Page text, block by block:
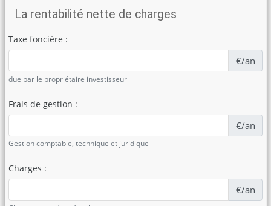
La rentabilité nette de charges
Taxe foncière :
€/an
due par le propriétaire investisseur
Frais de gestion :
€/an
Gestion comptable, technique et juridique
Charges :
€/an